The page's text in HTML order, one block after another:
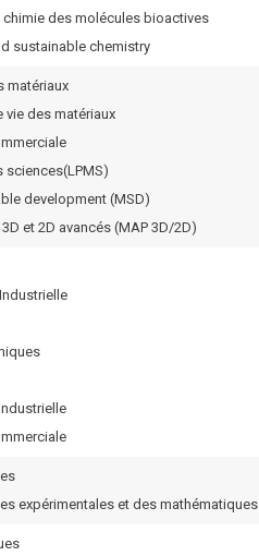
des molécules bioactives
sustainable chemistry
matériaux
vie des matériaux
sciences(LPMS)
development (MSD)
et 2D avancés (MAP 3D/2D)
expérimentales et des mathématiques